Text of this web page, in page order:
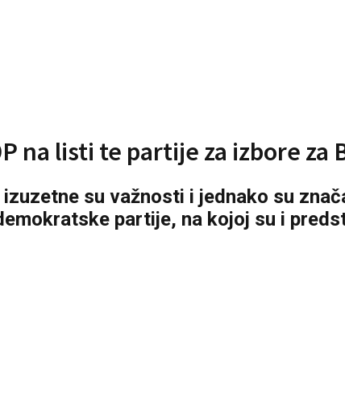
na listi te partije za izbore za
su važnosti i jednako su
partije, na kojoj su i